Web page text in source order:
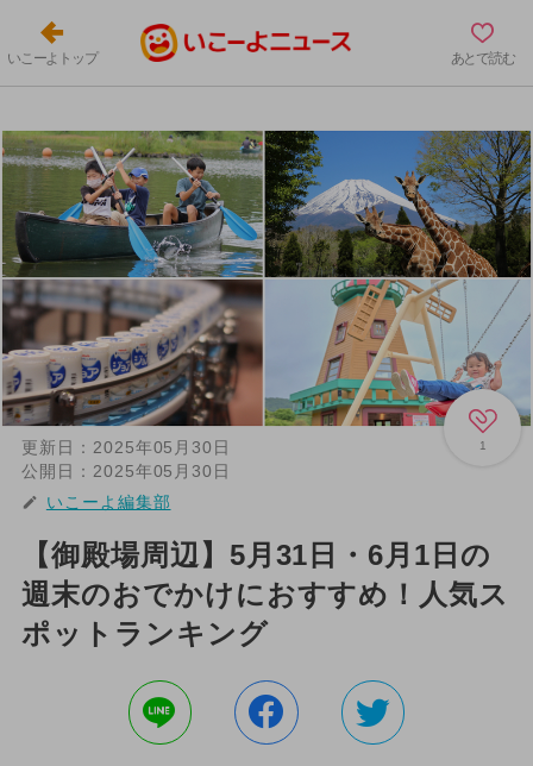
いこーよトップ あとで読む
1
更新日： 2025年05月30日
公開日： 2025年05月30日
いこーよ編集部
【御殿場周辺】5月31日・6月1日の
週末のおでかけにおすすめ！人気ス
ポットランキング